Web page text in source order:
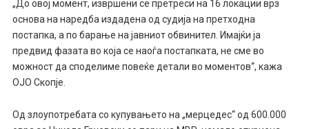
„До овој момент, извршени се претреси на 16 локации врз
основа на наредба издадена од судија на претходна
постапка, а по барање на јавниот обвинител. Имајќи ја
предвид фазата во која се наоѓа постапката, не сме во
можност да споделиме повеќе детали во моментов“, кажа
ОЈО Скопје.
Од злоупотребата со купувањето на „мерцедес“ од 600.000